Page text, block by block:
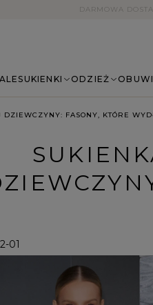
14 DNI NA
SUKIENKI ODZIEŻ
FASONY, KTÓRE
01